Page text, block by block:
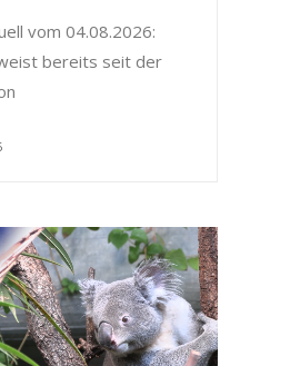
vom 04.08.2026:
bereits seit der